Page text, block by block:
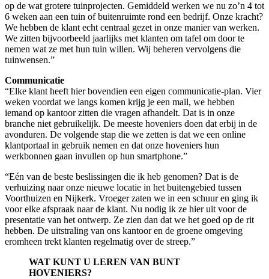
op de wat grotere tuinprojecten. Gemiddeld werken we nu zo’n 4 tot
6 weken aan een tuin of buitenruimte rond een bedrijf. Onze kracht?
We hebben de klant echt centraal gezet in onze manier van werken.
We zitten bijvoorbeeld jaarlijks met klanten om tafel om door te
nemen wat ze met hun tuin willen. Wij beheren vervolgens die
tuinwensen.”
Communicatie
“Elke klant heeft hier bovendien een eigen communicatie-plan. Vier
weken voordat we langs komen krijg je een mail, we hebben
iemand op kantoor zitten die vragen afhandelt. Dat is in onze
branche niet gebruikelijk. De meeste hoveniers doen dat erbij in de
avonduren. De volgende stap die we zetten is dat we een online
klantportaal in gebruik nemen en dat onze hoveniers hun
werkbonnen gaan invullen op hun smartphone.”
“Eén van de beste beslissingen die ik heb genomen? Dat is de
verhuizing naar onze nieuwe locatie in het buitengebied tussen
Voorthuizen en Nijkerk. Vroeger zaten we in een schuur en ging ik
voor elke afspraak naar de klant. Nu nodig ik ze hier uit voor de
presentatie van het ontwerp. Ze zien dan dat we het goed op de rit
hebben. De uitstraling van ons kantoor en de groene omgeving
eromheen trekt klanten regelmatig over de streep.”
WAT KUNT U LEREN VAN BUNT
HOVENIERS?